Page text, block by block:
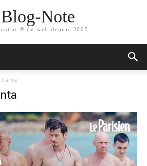
Blog-Note
it ® du web depuis 2005
Lanta